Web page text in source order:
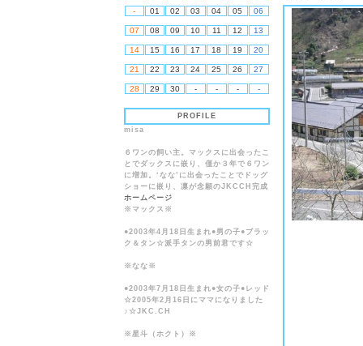
- 01 02 03 04 05 06
07 08 09 10 11 12 13
14 15 16 17 18 19 20
21 22 23 24 25 26 27
28 29 30 - - - -
PROFILE
misa
６ワンの飼い主。マックスに出会ったこ
とでダックスに嵌り、僅か３年で６ワン
に増加。‘なな’に出会ったことでドッグ
ショーに嵌り、凛が念願のJKCCH完成
ホームページ
※マックス※
●2003年4月18日生まれ●男の子●ブラッ
ク＆タン☆派手タンの男前君です☆
※なな※
●2003年7月18日生まれ●女の子●レッド
☆2005年2月16日にママになりました
♪☆JKC.CH
※星斗（ホクト）※